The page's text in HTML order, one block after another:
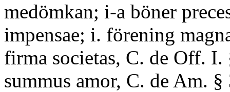
medömkan; i-a böner
impensae; i. förening
firma societas, C. de Off.
summus amor, C. de Am.